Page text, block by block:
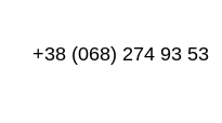
+38 (068) 274 93 53